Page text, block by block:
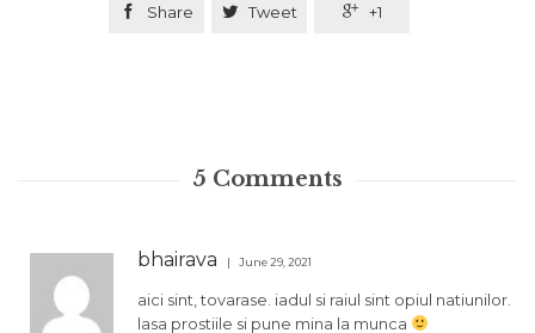
 Share  Tweet  +1
5 Comments
bhairava June 29, 2021
aici sint, tovarase. iadul si raiul sint opiul natiunilor.
lasa prostiile si pune mina la munca